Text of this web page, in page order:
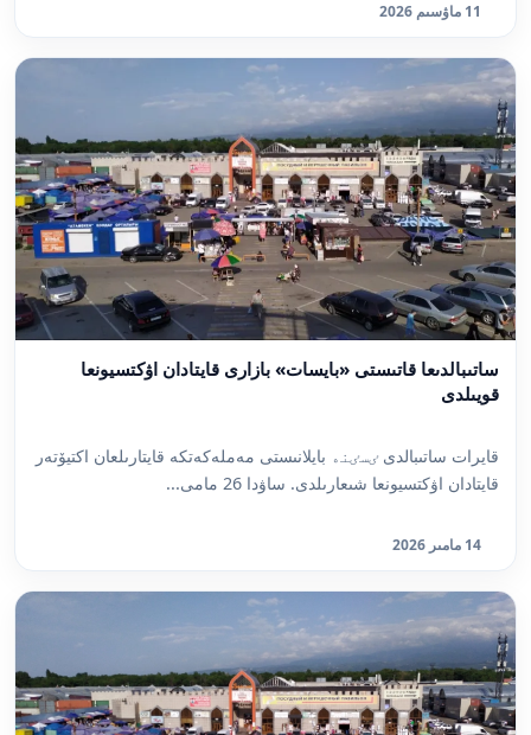
11 ماۋسىم 2026
ساتىبالدىعا قاتىستى «بايسات» بازارى قايتادان اۋكتسيونعا
قويىلدى
قايرات ساتىبالدى ٸسٸنە بايلانىستى مەملەكەتكە قايتارىلعان اكتيۆتەر
قايتادان اۋكتسيونعا شىعارىلدى. ساۋدا 26 مامى...
14 مامىر 2026